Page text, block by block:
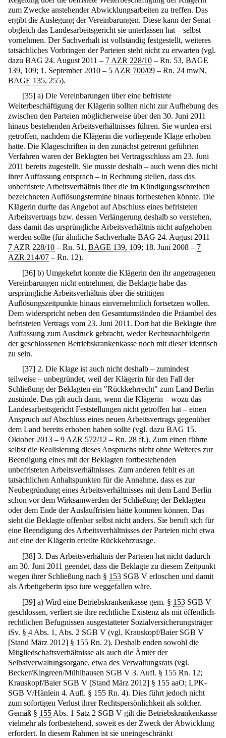
zum Zwecke anstehender Abwicklungsarbeiten zu treffen. Das
ergibt die Auslegung der Vereinbarungen. Diese kann der Senat –
obgleich das Landesarbeitsgericht sie unterlassen hat – selbst
vornehmen. Der Sachverhalt ist vollständig festgestellt, weiteres
tatsächliches Vorbringen der Parteien steht nicht zu erwarten (vgl.
dazu BAG 24. August 2011 – 7 AZR 228/10 – Rn. 53, BAGE
139, 109; 1. September 2010 – 5 AZR 700/09 – Rn. 24 mwN,
BAGE 135, 255).
[35] a) Die Vereinbarungen über eine befristete
Weiterbeschäftigung der Klägerin sollten nicht zur Aufhebung des
zwischen den Parteien möglicherweise über den 30. Juni 2011
hinaus bestehenden Arbeitsverhältnisses führen. Sie wurden erst
getroffen, nachdem die Klägerin die vorliegende Klage erhoben
hatte. Die Klageschriften in den zunächst getrennt geführten
Verfahren waren der Beklagten bei Vertragsschluss am 23. Juni
2011 bereits zugestellt. Sie musste deshalb – auch wenn dies nicht
ihrer Auffassung entsprach – in Rechnung stellen, dass das
unbefristete Arbeitsverhältnis über die im Kündigungsschreiben
bezeichneten Auflösungstermine hinaus fortbestehen könnte. Die
Klägerin durfte das Angebot auf Abschluss eines befristeten
Arbeitsvertrags bzw. dessen Verlängerung deshalb so verstehen,
dass damit das ursprüngliche Arbeitsverhältnis nicht aufgehoben
werden sollte (für ähnliche Sachverhalte BAG 24. August 2011 –
7 AZR 228/10 – Rn. 51, BAGE 139, 109; 18. Juni 2008 – 7
AZR 214/07 – Rn. 12).
[36] b) Umgekehrt konnte die Klägerin den ihr angetragenen
Vereinbarungen nicht entnehmen, die Beklagte habe das
ursprüngliche Arbeitsverhältnis über die strittigen
Auflösungszeitpunkte hinaus einvernehmlich fortsetzen wollen.
Dem widerspricht neben den Gesamtumständen die Präambel des
befristeten Vertrags vom 23. Juni 2011. Dort hat die Beklagte ihre
Auffassung zum Ausdruck gebracht, weder Rechtsnachfolgerin
der geschlossenen Betriebskrankenkasse noch mit dieser identisch
zu sein.
[37] 2. Die Klage ist auch nicht deshalb – zumindest
teilweise – unbegründet, weil der Klägerin für den Fall der
Schließung der Beklagten ein "Rückkehrrecht" zum Land Berlin
zustünde. Das gilt auch dann, wenn die Klägerin – wozu das
Landesarbeitsgericht Feststellungen nicht getroffen hat – einen
Anspruch auf Abschluss eines neuen Arbeitsvertrags gegenüber
dem Land bereits erhoben haben sollte (vgl. dazu BAG 15.
Oktober 2013 – 9 AZR 572/12 – Rn. 28 ff.). Zum einen führte
selbst die Realisierung dieses Anspruchs nicht ohne Weiteres zur
Beendigung eines mit der Beklagten fortbestehenden
unbefristeten Arbeitsverhältnisses. Zum anderen fehlt es an
tatsächlichen Anhaltspunkten für die Annahme, dass es zur
Neubegründung eines Arbeitsverhältnisses mit dem Land Berlin
schon vor dem Wirksamwerden der Schließung der Beklagten
oder dem Ende der Auslauffristen hätte kommen können. Das
sieht die Beklagte offenbar selbst nicht anders. Sie beruft sich für
eine Beendigung des Arbeitsverhältnisses der Parteien nicht etwa
auf eine der Klägerin erteilte Rückkehrzusage.
[38] 3. Das Arbeitsverhältnis der Parteien hat nicht dadurch
am 30. Juni 2011 geendet, dass die Beklagte zu diesem Zeitpunkt
wegen ihrer Schließung nach § 153 SGB V erloschen und damit
als Arbeitgeberin ipso iure weggefallen wäre.
[39] a) Wird eine Betriebskrankenkasse gem. § 153 SGB V
geschlossen, verliert sie ihre rechtliche Existenz als mit öffentlich-
rechtlichen Befugnissen ausgestatteter Sozialversicherungsträger
iSv. § 4 Abs. 1, Abs. 2 SGB V (vgl. Krauskopf/Baier SGB V
[Stand März 2012] § 155 Rn. 2). Deshalb enden sowohl die
Mitgliedschaftsverhältnisse als auch die Ämter der
Selbstverwaltungsorgane, etwa des Verwaltungsrats (vgl.
Becker/Kingreen/Mühlhausen SGB V 3. Aufl. § 155 Rn. 12;
Krauskopf/Baier SGB V [Stand März 2012] § 155 aaO; LPK-
SGB V/Hänlein 4. Aufl. § 155 Rn. 4). Dies führt jedoch nicht
zum sofortigen Verlust ihrer Rechtspersönlichkeit als solcher.
Gemäß § 155 Abs. 1 Satz 2 SGB V gilt die Betriebskrankenkasse
vielmehr als fortbestehend, soweit es der Zweck der Abwicklung
erfordert. In diesem Rahmen ist sie uneingeschränkt